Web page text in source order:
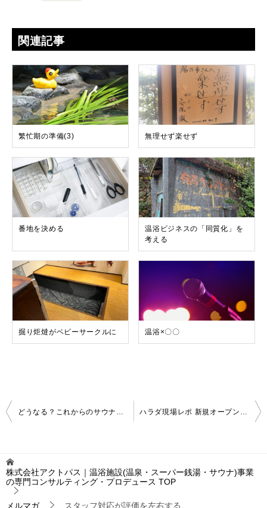
関連記事
繁忙期の準備(3) 無理せず楽せず
番地を決める
温浴ビジネスの「同質化」を
考える
掘り炬燵がベビーサークルに 温浴×〇〇
投
稿
ゲ
ー
シ
ョ
どうなる？これからのサウナマーケット(2) ハラダ現場レポ 新規オープン施設から（17）
株式会社アクトパス｜温浴施設(温泉・スーパー銭湯・サウナ)事業
の専門コンサルティング・プロデュース TOP
メルマガ スタッフ対応が評価を左右する